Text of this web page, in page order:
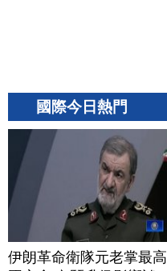
國際今日熱門
伊朗革命衛隊元老掌最高